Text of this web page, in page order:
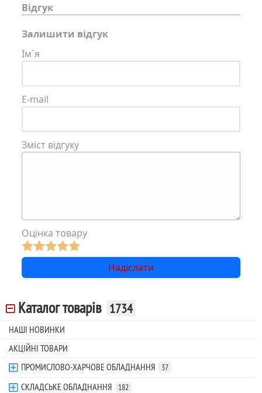
Відгук
Залишити відгук
Ім`я
E-mail
Зміст відгуку
Оцінка товару
Каталог товарів 1734
НАШІ НОВИНКИ
АКЦІЙНІ ТОВАРИ
ПРОМИСЛОВО-ХАРЧОВЕ ОБЛАДНАННЯ
37
СКЛАДСЬКЕ ОБЛАДНАННЯ 182